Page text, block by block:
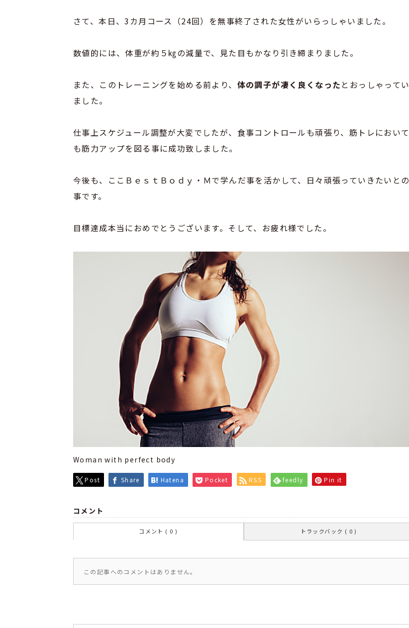
さて、本日、3カ月コース（24回）を無事終了された女性がいらっしゃいました。
数値的には、体重が約５㎏の減量で、見た目もかなり引き締まりました。
また、このトレーニングを始める前より、 体の調子が凄く良くなった とおっしゃってい
ました。
仕事上スケジュール調整が大変でしたが、食事コントロールも頑張り、筋トレにおいて
も筋力アップを図る事に成功致しました。
今後も、ここＢｅｓｔＢｏｄｙ・Ｍで学んだ事を活かして、日々頑張っていきたいとの
事です。
目標達成本当におめでとうございます。そして、お疲れ様でした。
Woman with perfect body
Post Share Hatena Pocket RSS feedly Pin it
コメント
コメント ( 0 ) トラックバック ( 0 )
この記事へのコメントはありません。